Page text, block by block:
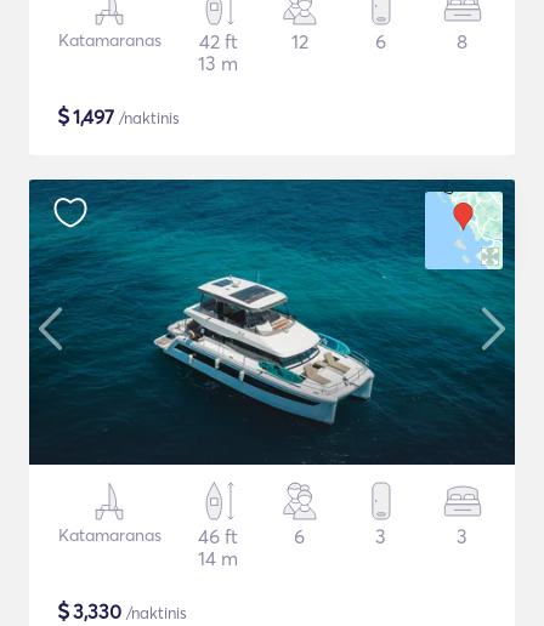
Katamaranas
42 ft
13 m
12 6 8
$1,497 /naktinis
Katamaranas
46 ft
14 m
6 3 3
$3,330 /naktinis